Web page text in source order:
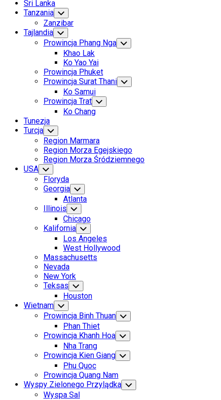
Sri Lanka
Tanzania Toggle
Child
Menu
Zanzibar
Tajlandia Toggle
Child
Menu
Prowincja Phang Nga Toggle
Child
Khao Lak
Ko Yao Yai
Prowincja Phuket
Prowincja Surat Thani Toggle
Child
Ko Samui
Prowincja Trat Toggle
Child
Menu
Ko Chang
Tunezja
Current
Page
Parent
Turcja Toggle
Child
Menu
Region Marmara
Region Morza Egejskiego
Current
Page
Parent
Region Morza Śródziemnego
USA Toggle
Child
Menu
Floryda
Georgia Toggle
Child
Menu
Atlanta
Illinois Toggle
Child
Menu
Chicago
Kalifornia Toggle
Child
Menu
Los Angeles
West Hollywood
Massachusetts
Nevada
New York
Teksas Toggle
Child
Menu
Houston
Wietnam Toggle
Child
Menu
Prowincja Binh Thuan Toggle
Child
Menu
Phan Thiet
Prowincja Khanh Hoa Toggle
Child
Menu
Nha Trang
Prowincja Kien Giang Toggle
Child
Phu Quoc
Prowincja Quang Nam
Wyspy Zielonego Przylądka Toggle
Child
Wyspa Sal